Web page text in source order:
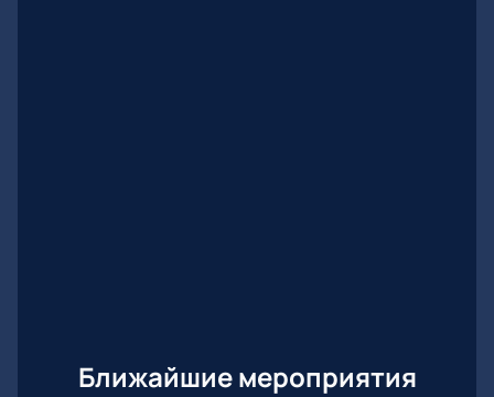
Ближайшие мероприятия